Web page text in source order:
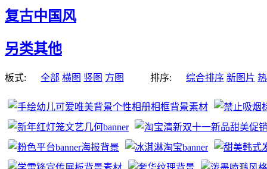
复古中国风
另类其他
板式: 全部 横图 竖图 方图 排序: 综合排序 新图片